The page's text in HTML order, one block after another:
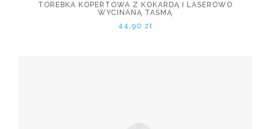
TOREBKA KOPERTOWA Z KOKARDĄ I LASEROWO
WYCINANĄ TAŚMĄ
44,90 zł